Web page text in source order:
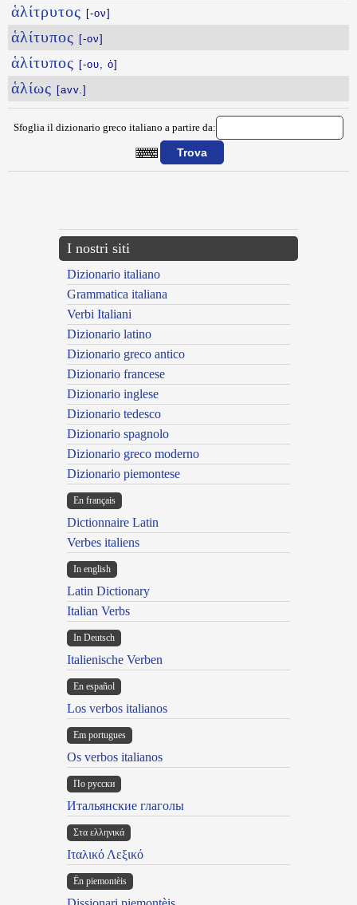
ἁλίτρυτος [-ον]
ἁλίτυπος [-ον]
ἁλίτυπος [-ου, ὁ]
ἁλίως [avv.]
Sfoglia il dizionario greco italiano a partire da:
I nostri siti
Dizionario italiano
Grammatica italiana
Verbi Italiani
Dizionario latino
Dizionario greco antico
Dizionario francese
Dizionario inglese
Dizionario tedesco
Dizionario spagnolo
Dizionario greco moderno
Dizionario piemontese
En français
Dictionnaire Latin
Verbes italiens
In english
Latin Dictionary
Italian Verbs
In Deutsch
Italienische Verben
En español
Los verbos italianos
Em portugues
Os verbos italianos
По русски
Итальянские глаголы
Στα ελληνικά
Ιταλικό Λεξικό
Ën piemontèis